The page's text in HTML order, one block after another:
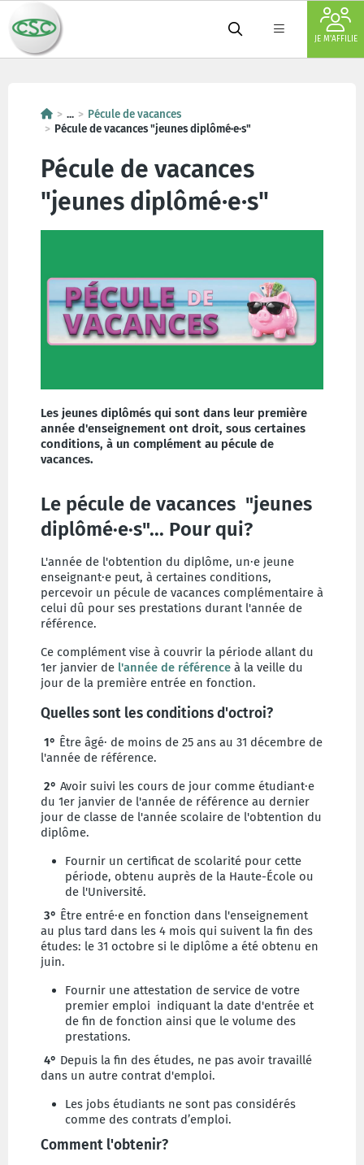
JE M'AFFILIE
...
Pécule de vacances
Pécule de vacances "jeunes diplômé·e·s"
Pécule de vacances
"jeunes diplômé·e·s"
Les jeunes diplômés qui sont dans leur première
année d'enseignement ont droit, sous certaines
conditions, à un complément au pécule de
vacances.
Le pécule de vacances "jeunes
diplômé·e·s"... Pour qui?
L'année de l'obtention du diplôme, un·e jeune
enseignant·e peut, à certaines conditions,
percevoir un pécule de vacances complémentaire à
celui dû pour ses prestations durant l'année de
référence.
Ce complément vise à couvrir la période allant du
1er janvier de l'année de référence à la veille du
jour de la première entrée en fonction.
Quelles sont les conditions d'octroi?
1° Être âgé· de moins de 25 ans au 31 décembre de
l'année de référence.
2° Avoir suivi les cours de jour comme étudiant·e
du 1er janvier de l'année de référence au dernier
jour de classe de l'année scolaire de l'obtention du
diplôme.
Fournir un certificat de scolarité pour cette
période, obtenu auprès de la Haute-École ou
de l'Université.
3° Être entré·e en fonction dans l'enseignement
au plus tard dans les 4 mois qui suivent la fin des
études: le 31 octobre si le diplôme a été obtenu en
juin.
Fournir une attestation de service de votre
premier emploi indiquant la date d'entrée et
de fin de fonction ainsi que le volume des
prestations.
4° Depuis la fin des études, ne pas avoir travaillé
dans un autre contrat d'emploi.
Les jobs étudiants ne sont pas considérés
comme des contrats d’emploi.
Comment l'obtenir?